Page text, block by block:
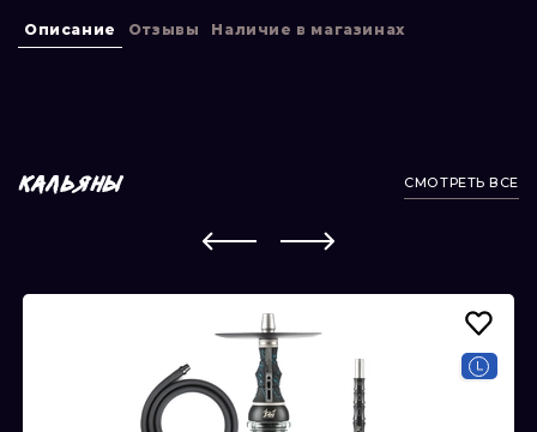
Описание Отзывы Наличие в магазинах
КАЛЬЯНЫ СМОТРЕТЬ ВСЕ